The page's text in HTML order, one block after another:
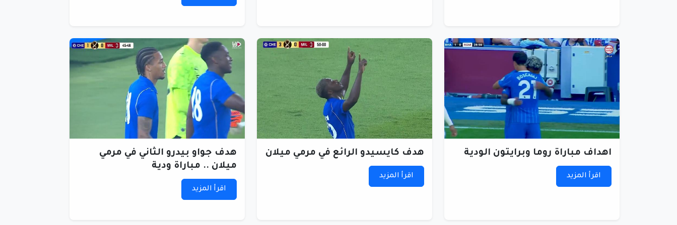
اهداف مباراة روما وبرايتون الودية
اقرأ المزيد
هدف كايسيدو الرائع في مرمي ميلان
اقرأ المزيد
هدف جواو بيدرو الثاني في مرمي
ميلان .. مباراة ودية
اقرأ المزيد